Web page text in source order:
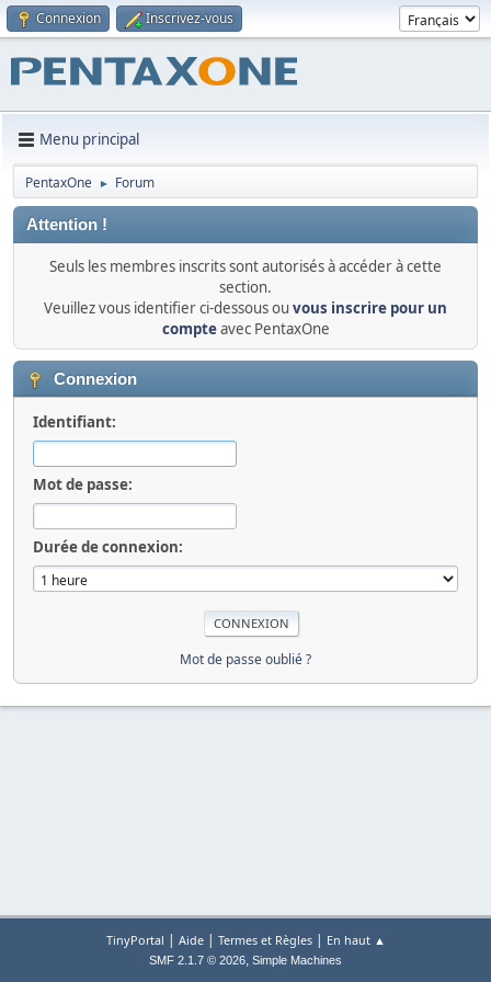
Connexion Inscrivez-vous
Menu principal
PentaxOne ► Forum
Attention !
Seuls les membres inscrits sont autorisés à accéder à cette
section.
Veuillez vous identifier ci-dessous ou vous inscrire pour un
compteavec PentaxOne
Connexion
Identifiant:
Mot de passe:
Durée de connexion:
Mot de passe oublié ?
TinyPortal | Aide| Termes et Règles| En haut ▲
SMF 2.1.7 © 2026, Simple Machines